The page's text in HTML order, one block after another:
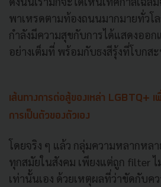
พาเหรดตามท้องถนนมากมายทั่วโ
กำลังมีความสุขกับการได้แสดงออก
อย่างเต็มที่ พร้อมกับธงสีรุ้งที่โบกส
เส้นทางการต่อสู้ของเหล่า LGBTQ+ เ
การเป็นตัวของตัวเอง
โดยจริง ๆ แล้ว กลุ่มความหลากหล
ทุกสมัยในสังคม เพียงแต่ถูก filter
เท่านั้นเอง ด้วยเหตุผลที่ว่าขัดกับค